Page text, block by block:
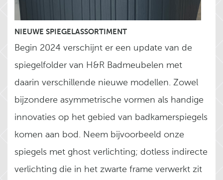
NIEUWE SPIEGELASSORTIMENT
Begin 2024 verschijnt er een update van de
spiegelfolder van H&R Badmeubelen met
daarin verschillende nieuwe modellen. Zowel
bijzondere asymmetrische vormen als handige
innovaties op het gebied van badkamerspiegels
komen aan bod. Neem bijvoorbeeld onze
spiegels met ghost verlichting; dotless indirecte
verlichting die in het zwarte frame verwerkt zit